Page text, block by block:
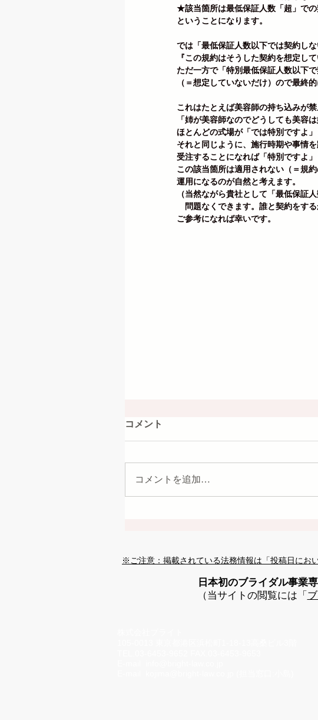
★該当箇所は最低保証人数「超」で
ということになります。
では「最低保証人数以下では契約しな
『この規約はそうした契約を想定し
ただ一方で「特別最低保証人数以下
（＝想定していないだけ）ので最終
これはたとえば美容師の持ち込みが
「姉が美容師なのでどうしても美容
ほとんどの式場が「では特別ですよ
それと同じように、施行時期や事情
受注することになれば「特別ですよ
この該当箇所は適用されない（＝規
運用になるのが自然と考えます。
（当然ながら貴社として「最低保証
問題なくできます。誰と契約をする
ご参考になれば幸いです。
コメント
コメントを追加…
※ご注意：掲載されている法務情報は「投稿日にお
日本初のブライダル事業
（当サイトの閲覧には「